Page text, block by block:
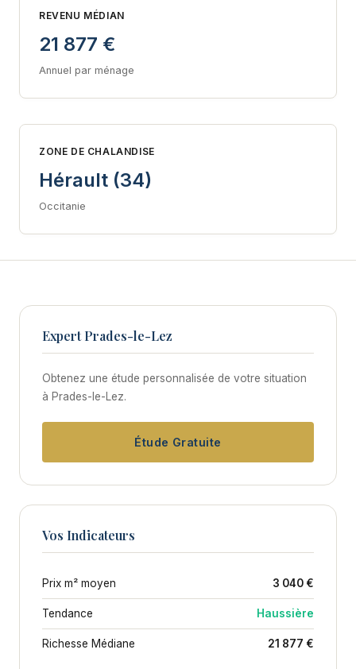
REVENU MÉDIAN
21 877 €
Annuel par ménage
ZONE DE CHALANDISE
Hérault (34)
Occitanie
Expert Prades-le-Lez
Obtenez une étude personnalisée de votre situation
à Prades-le-Lez.
Étude Gratuite
Vos Indicateurs
Prix m² moyen 3 040 €
Tendance Haussière
Richesse Médiane 21 877 €